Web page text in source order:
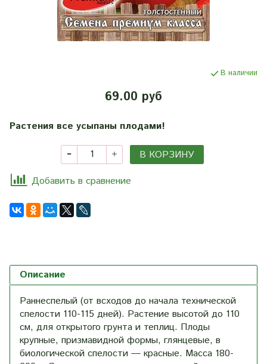
В наличии
69.00 руб
Растения все усыпаны плодами!
В КОРЗИНУ
Добавить в сравнение
Описание
Раннеспелый (от всходов до начала технической
спелости 110-115 дней). Растение высотой до 110
см, для открытого грунта и теплиц. Плоды
крупные, призмавидной формы, глянцевые, в
биологической спелости — красные. Масса 180-